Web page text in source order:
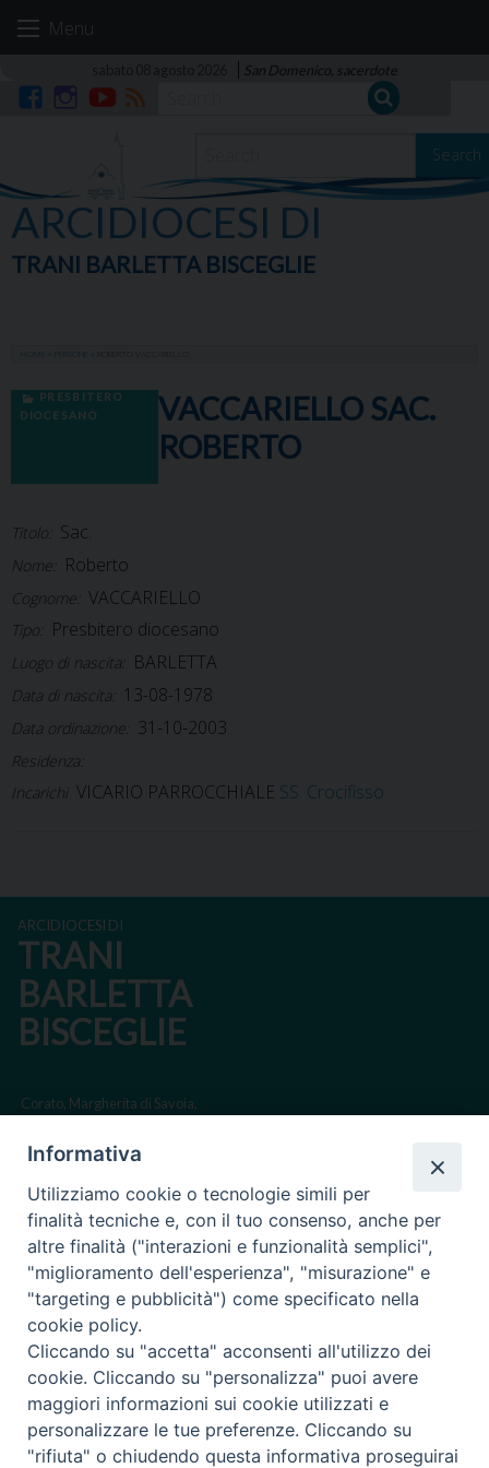
Menu
San Domenico, sacerdote
Search
ARCIDIOCESI DI
TRANI BARLETTA BISCEGLIE
PRESBITERO
DIOCESANO
VACCARIELLO SAC.
ROBERTO
Titolo: Sac.
Nome: Roberto
Cognome: VACCARIELLO
Tipo: Presbitero diocesano
Luogo di nascita: BARLETTA
Data di nascita: 13-08-1978
Data ordinazione: 31-10-2003
Residenza:
Incarichi VICARIO PARROCCHIALE SS. Crocifisso
ARCIDIOCESI DI
TRANI
BARLETTA
BISCEGLIE
Corato, Margherita di Savoia,
Regione ecclesiastica Puglia
Via Beltrani, 9
76125 Trani BT
Centralino Tel. 0883 494211
Cancelleria Tel. 0883 494204
cancelleria@arcidiocesitrani.it
Copyright © Arcidiocesi di Trani Barletta Bisceglie
Informativa
Utilizziamo cookie o tecnologie simili per
finalità tecniche e, con il tuo consenso, anche per
altre finalità ("interazioni e funzionalità semplici",
"miglioramento dell'esperienza", "misurazione" e
"targeting e pubblicità") come specificato nella
cookie policy.
Cliccando su "accetta" acconsenti all'utilizzo dei
cookie. Cliccando su "personalizza" puoi avere
maggiori informazioni sui cookie utilizzati e
personalizzare le tue preferenze. Cliccando su
"rifiuta" o chiudendo questa informativa proseguirai